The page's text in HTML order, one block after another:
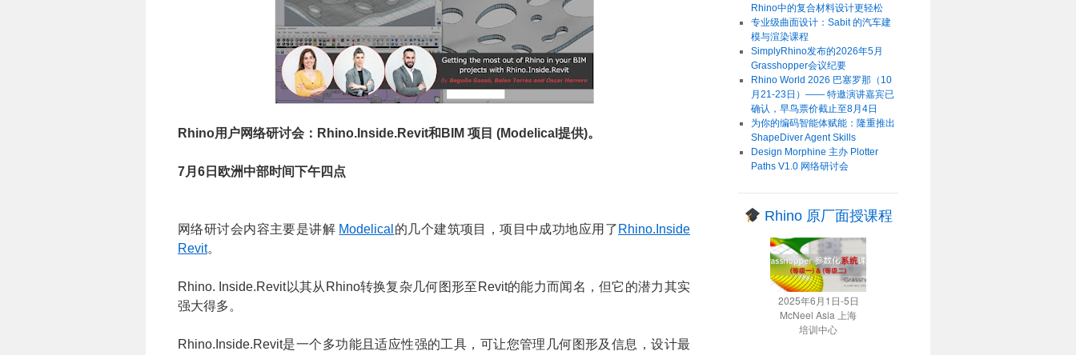
Rhino用户网络研讨会：Rhino.Inside.Revit和BIM 项目 (Modelical提供)。
7月6日欧洲中部时间下午四点
网络研讨会内容主要是讲解 Modelical 的几个建筑项目，项目中成功地应用了 Rhino.Inside
Revit。
Rhino. Inside.Revit以其从Rhino转换复杂几何图形至Revit的能力而闻名，但它的潜力其实
强大得多。
Rhino.Inside.Revit是一个多功能且适应性强的工具，可让您管理几何图形及信息，设计最
Rhino中的复合材料设计更轻松
专业级曲面设计：Sabit 的汽车建
模与渲染课程
SimplyRhino发布的2026年5月
Grasshopper会议纪要
Rhino World 2026 巴塞罗那（10
月21-23日）—— 特邀演讲嘉宾已
确认，早鸟票价截止至8月4日
为你的编码智能体赋能：隆重推出
ShapeDiver Agent Skills
Design Morphine 主办 Plotter
Paths V1.0 网络研讨会
Rhino 原厂面授课程
2025年6月1日-5日
McNeel Asia 上海
培训中心